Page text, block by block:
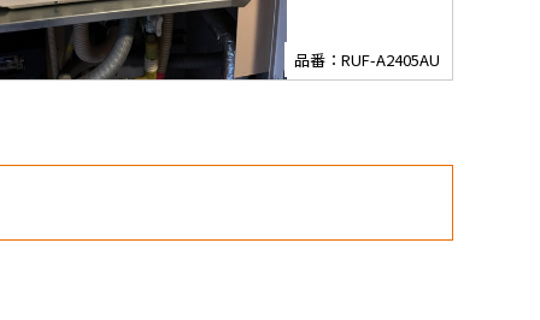
品番：RUF-A2405AU